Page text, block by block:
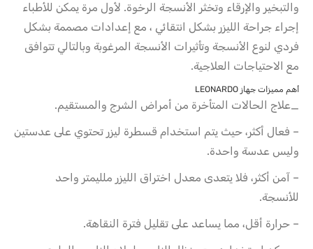
والتبخير والإرقاء وتخثر الأنسجة الرخوة. لأول مرة يمكن للأطباء
إجراء جراحة الليزر بشكل انتقائي ، مع إعدادات مصممة بشكل
فردي لنوع الأنسجة وتأثيرات الأنسجة المرغوبة وبالتالي تتوافق
مع الاحتياجات العلاجية.
أهم مميزات جهاز LEONARDO
_علاج الحالات المتأخرة من أمراض الشرج والمستقيم.
– فعال أكثر، حيث يتم استخدام قسطرة ليزر تحتوي على عدستين
وليس عدسة واحدة.
– آمن أكثر، فلا يتعدى معدل اختراق الليزر ملليمتر واحد
للأنسجة.
– حرارة أقل، مما يساعد على تقليل فترة النقاهة.